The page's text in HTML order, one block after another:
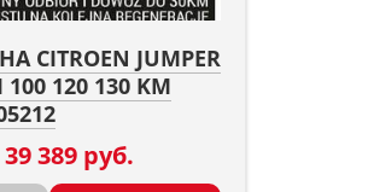
CITROEN JUMPER
100 120 130 KM
39 389 руб.